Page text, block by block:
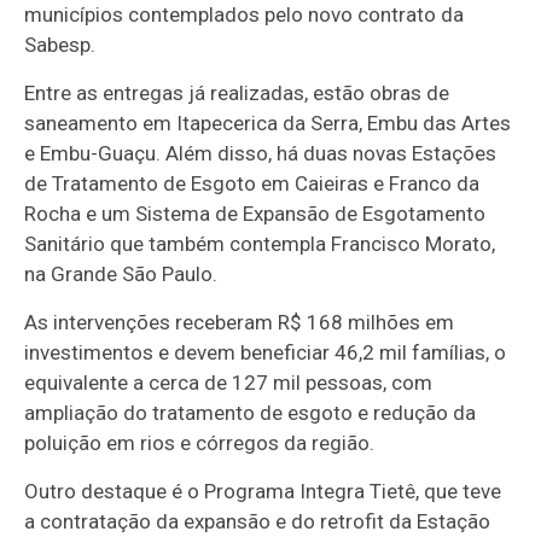
municípios contemplados pelo novo contrato da
Sabesp.
Entre as entregas já realizadas, estão obras de
saneamento em Itapecerica da Serra, Embu das Artes
e Embu-Guaçu. Além disso, há duas novas Estações
de Tratamento de Esgoto em Caieiras e Franco da
Rocha e um Sistema de Expansão de Esgotamento
Sanitário que também contempla Francisco Morato,
na Grande São Paulo.
As intervenções receberam R$ 168 milhões em
investimentos e devem beneficiar 46,2 mil famílias, o
equivalente a cerca de 127 mil pessoas, com
ampliação do tratamento de esgoto e redução da
poluição em rios e córregos da região.
Outro destaque é o Programa Integra Tietê, que teve
a contratação da expansão e do retrofit da Estação